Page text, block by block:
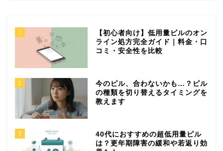
1
【初心者向け】低用量ピルのオン
ライン処方完全ガイド｜料金・口
コミ・安全性を比較
2
今のピル、合わないかも…？ピル
の種類を切り替えるタイミングを
教えます
3
40代におすすめの超低用量ピル
は？更年期障害の緩和や若返り効